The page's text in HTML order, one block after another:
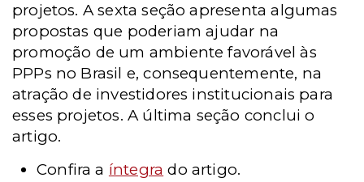
projetos. A sexta seção apresenta algumas
propostas que poderiam ajudar na
promoção de um ambiente favorável às
PPPs no Brasil e, consequentemente, na
atração de investidores institucionais para
esses projetos. A última seção conclui o
artigo.
Confira a íntegra do artigo.